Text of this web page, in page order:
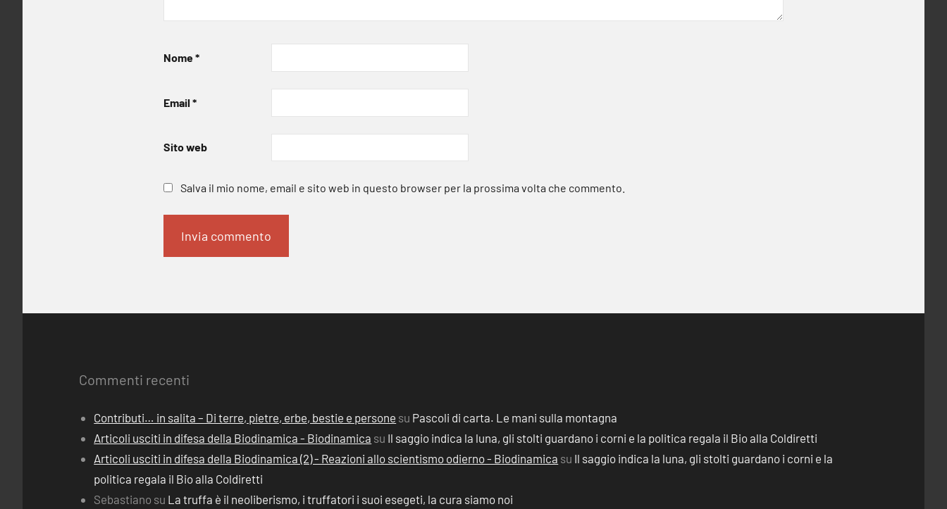
Nome*
Email *
Sito web
Salva il mio nome, email e sito web in questo browser per la prossima volta che commento.
Commenti recenti
Contributi… in salita – Di terre, pietre, erbe, bestie e persone su Pascoli di carta. Le mani sulla montagna
Articoli usciti in difesa della Biodinamica - Biodinamica su Il saggio indica la luna, gli stolti guardano i corni e la politica regala il Bio alla Coldiretti
Articoli usciti in difesa della Biodinamica (2) - Reazioni allo scientismo odierno - Biodinamica su Il saggio indica la luna, gli stolti guardano i corni e la
politica regala il Bio alla Coldiretti
Sebastiano su La truffa è il neoliberismo, i truffatori i suoi esegeti, la cura siamo noi